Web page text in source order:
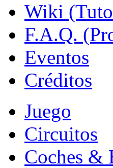
Wiki
F.A.Q.
Eventos
Créditos
Juego
Circuitos
Coches &